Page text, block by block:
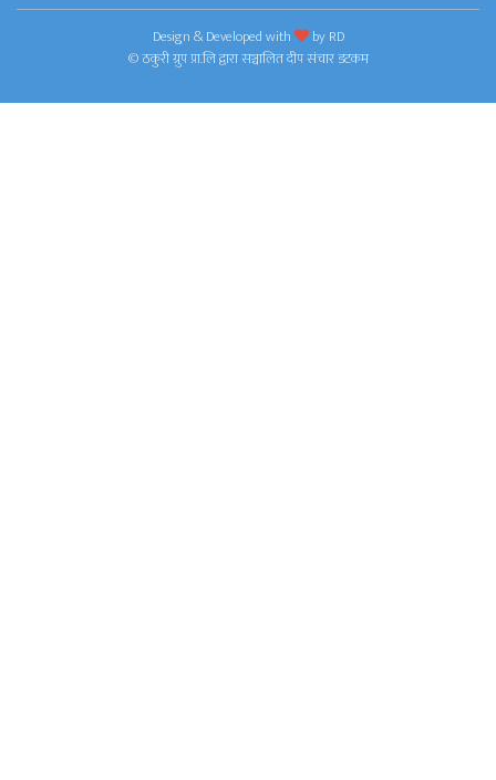
Design & Developed with byRD
© ठकुरी ग्रुप प्रा.लि द्वारा सञ्चालित दीप संचार डटकम